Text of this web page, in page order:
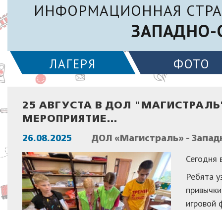
ИНФОРМАЦИОННАЯ
ЛАГЕРЯ ФОТО
25 АВГУСТА В ДОЛ
МЕРОПРИЯТИЕ...
26.08.2025 ДОЛ «Магистраль» -
Сегодня
Ребята
игровой